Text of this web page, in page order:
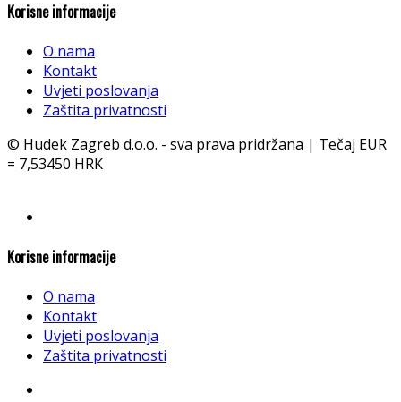
Korisne informacije
O nama
Kontakt
Uvjeti poslovanja
Zaštita privatnosti
© Hudek Zagreb d.o.o. - sva prava pridržana | Tečaj EUR
= 7,53450 HRK
Korisne informacije
O nama
Kontakt
Uvjeti poslovanja
Zaštita privatnosti